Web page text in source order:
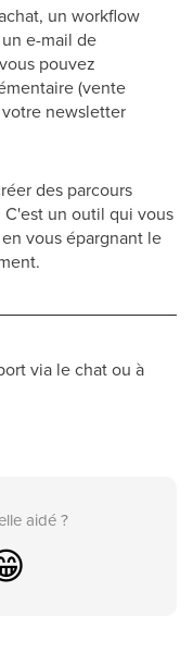
un workflow
e-mail de
pouvez
(vente
newsletter
des parcours
un outil qui vous
vous épargnant le
via le chat ou à
aidé ?